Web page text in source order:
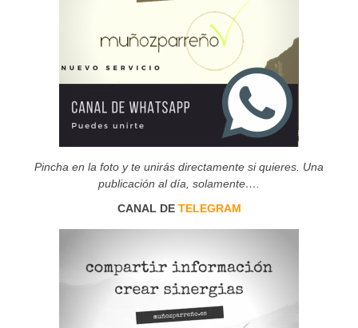
Pincha en la foto y te unirás directamente si quieres. Una
publicación al día, solamente….
CANAL DE TELEGRAM